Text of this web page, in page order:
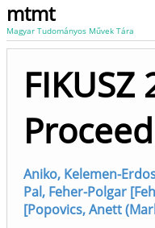
mtmt
Magyar Tudományos Művek Tára
Aniko, Kelemen-
Pal, Feher-Polgar
[Popovics, Anett